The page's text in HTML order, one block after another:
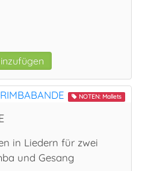
NOTEN: Mallets
in Liedern für zwei
und Gesang